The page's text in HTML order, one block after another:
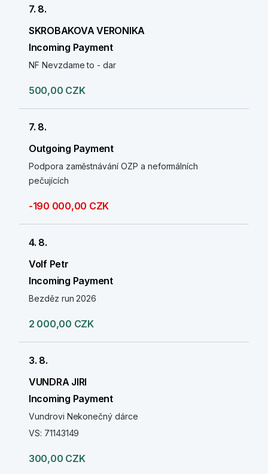
7. 8.
SKROBAKOVA VERONIKA
Incoming Payment
NF Nevzdame to - dar
500,00 CZK
7. 8.
Outgoing Payment
Podpora zaměstnávání OZP a neformálních
pečujících
-190 000,00 CZK
4. 8.
Volf Petr
Incoming Payment
Bezděz run 2026
2 000,00 CZK
3. 8.
VUNDRA JIRI
Incoming Payment
Vundrovi Nekonečný dárce
VS: 71143149
300,00 CZK